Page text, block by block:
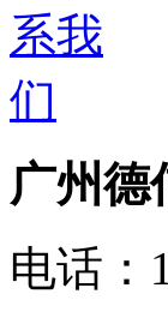
广州德
电话：